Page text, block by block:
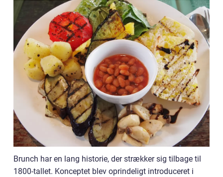
Brunch har en lang historie, der strækker sig tilbage til
1800-tallet. Konceptet blev oprindeligt introduceret i